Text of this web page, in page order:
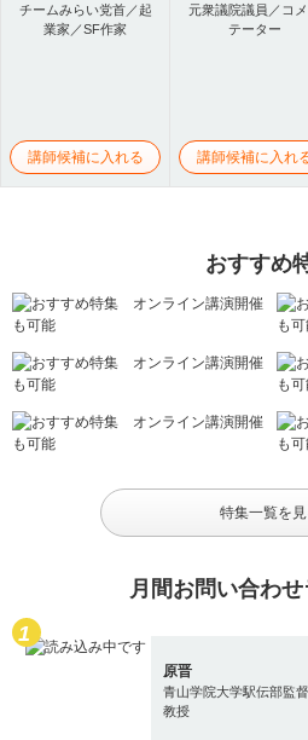
チームみらい党首／起
業家／SF作家
講師候補に入れる
元衆議院議員／コ
テーター
講師候補に入れ
おすすめ
特集一覧を
月間お問い合わ
原晋
青山学院大学駅伝部監
教授